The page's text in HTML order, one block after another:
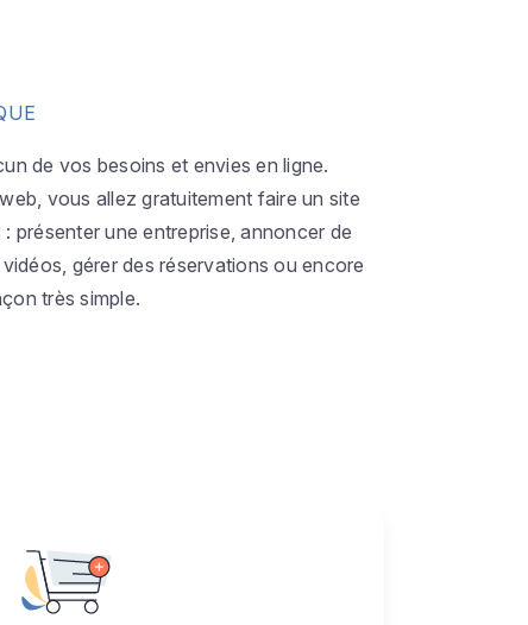
de vos besoins et envies en ligne.
vous allez gratuitement faire un site
présenter une entreprise, annoncer de
gérer des réservations ou encore
très simple.